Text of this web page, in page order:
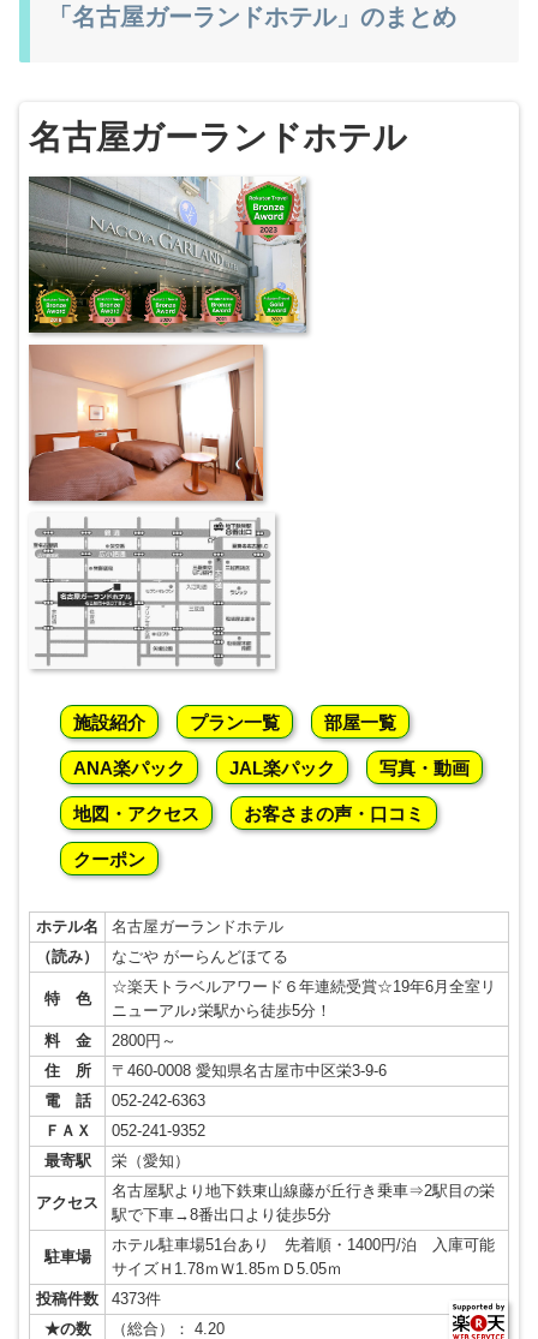
「名古屋ガーランドホテル」のまとめ
名古屋ガーランドホテル
施設紹介 プラン一覧 部屋一覧
ANA楽パック JAL楽パック 写真・動画
地図・アクセス お客さまの声・口コミ
クーポン
ホテル名
名古屋ガーランドホテル
（読み）
なごや がーらんどほてる
特 色
☆楽天トラベルアワード６年連続受賞☆19年6月全室リ
ニューアル♪栄駅から徒歩5分！
料 金
2800円～
住 所
〒460-0008 愛知県名古屋市中区栄3-9-6
電 話
052-242-6363
ＦＡＸ
052-241-9352
最寄駅
栄（愛知）
アクセス
名古屋駅より地下鉄東山線藤が丘行き乗車⇒2駅目の栄
駅で下車→8番出口より徒歩5分
駐車場
ホテル駐車場51台あり 先着順・1400円/泊 入庫可能
サイズＨ1.78ｍＷ1.85ｍＤ5.05ｍ
投稿件数
4373件
★の数
（総合）： 4.20